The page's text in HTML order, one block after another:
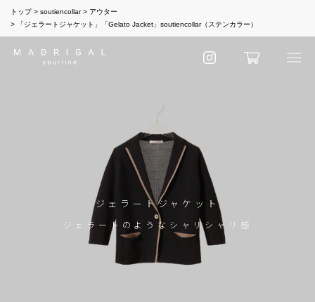
トップ soutiencollar
アウター
「ジェラートジャケット」「Gelato Jacket」soutiencollar（ステンカラー）
ジェラートジャケット
ジェラートのようなシャリシャリ感